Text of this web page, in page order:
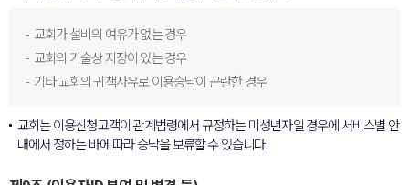
교회가 설비의 여유가 없는 경우
교회의 기술상 지장이 있는 경우
기타 교회의 귀책사유로 이용승낙이 곤란한 경우
교회는 이용신청고객이 관계법령에서 규정하는 미성년자일 경우에 서비스별 안
내에서 정하는 바에 따라 승낙을 보류할 수 있습니다.